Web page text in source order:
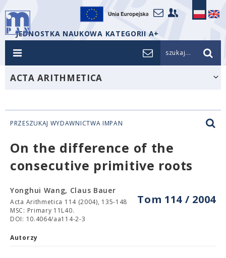
JEDNOSTKA NAUKOWA KATEGORII A+
szukaj...
ACTA ARITHMETICA
PRZESZUKAJ WYDAWNICTWA IMPAN
On the difference of the
consecutive primitive roots
Tom 114 / 2004
Yonghui Wang, Claus Bauer
Acta Arithmetica 114 (2004), 135-148
MSC: Primary 11L40.
DOI: 10.4064/aa114-2-3
Autorzy